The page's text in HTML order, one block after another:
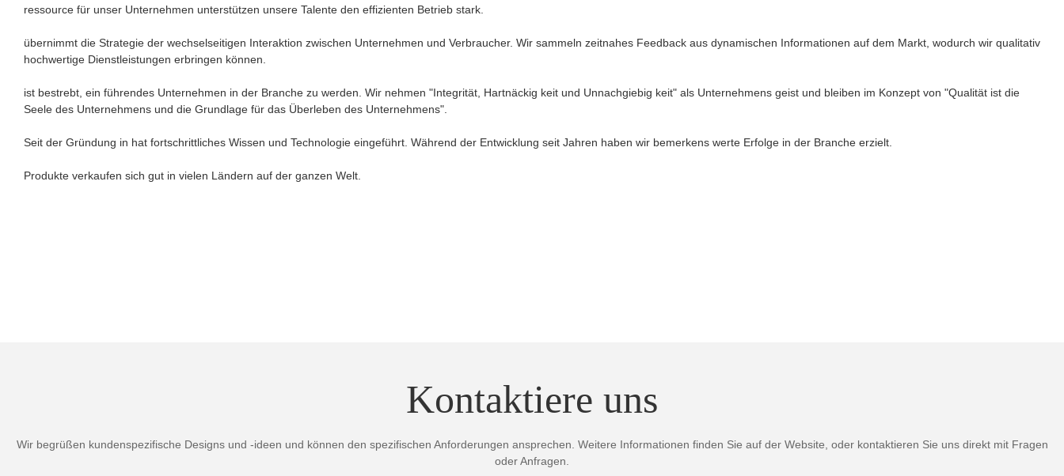
ressource für unser Unternehmen unterstützen unsere Talente den effizienten Betrieb stark.
übernimmt die Strategie der wechselseitigen Interaktion zwischen Unternehmen und Verbraucher. Wir sammeln zeitnahes Feedback aus dynamischen Informationen auf dem Markt, wodurch wir qualitativ
hochwertige Dienstleistungen erbringen können.
ist bestrebt, ein führendes Unternehmen in der Branche zu werden. Wir nehmen "Integrität, Hartnäckig keit und Unnachgiebig keit" als Unternehmens geist und bleiben im Konzept von "Qualität ist die
Seele des Unternehmens und die Grundlage für das Überleben des Unternehmens".
Seit der Gründung in hat fortschrittliches Wissen und Technologie eingeführt. Während der Entwicklung seit Jahren haben wir bemerkens werte Erfolge in der Branche erzielt.
Produkte verkaufen sich gut in vielen Ländern auf der ganzen Welt.
Kontaktiere uns
Wir begrüßen kundenspezifische Designs und -ideen und können den spezifischen Anforderungen ansprechen. Weitere Informationen finden Sie auf der Website, oder kontaktieren Sie uns direkt mit Fragen
oder Anfragen.